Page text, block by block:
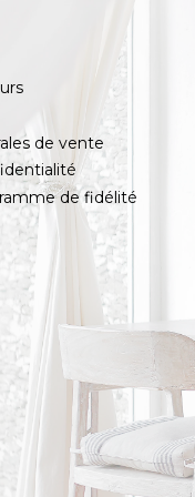
de vente
de fidélité